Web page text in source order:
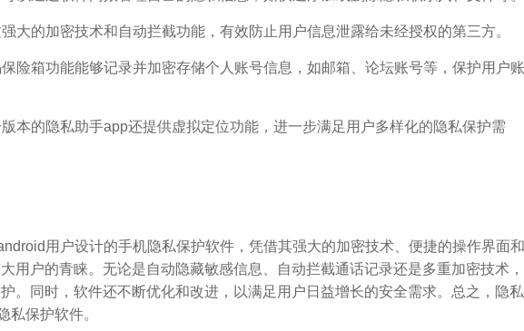
大的加密技术和自动拦截功能，有效防止用户信息泄露给未经授权的第三方。
险箱功能能够记录并加密存储个人账号信息，如邮箱、论坛账号等，保护用户账
本的隐私助手app还提供虚拟定位功能，进一步满足用户多样化的隐私保护需
用户设计的手机隐私保护软件，凭借其强大的加密技术、便捷的操作界面和
用户的青睐。无论是自动隐藏敏感信息、自动拦截通话记录还是多重加密技术，
。同时，软件还不断优化和改进，以满足用户日益增长的安全需求。总之，隐私
私保护软件。